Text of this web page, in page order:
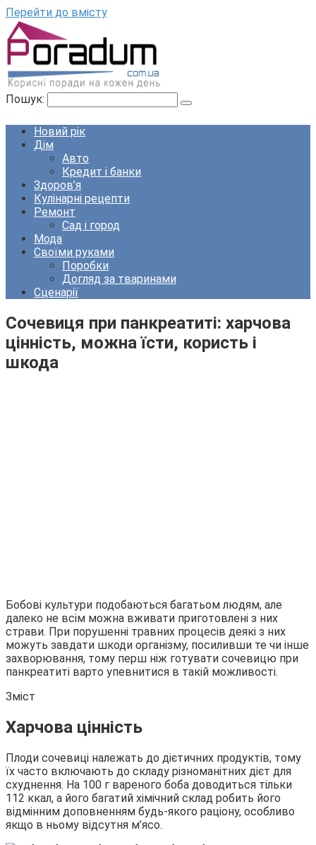
Перейти до вмісту
Пошук:
Новий рік
Дім
Авто
Кредит і банки
Здоров’я
Кулінарні рецепти
Ремонт
Сад і город
Мода
Своїми руками
Поробки
Догляд за тваринами
Сценарії
Сочевиця при панкреатиті: харчова
цінність, можна їсти, користь і
шкода
Бобові культури подобаються багатьом людям, але
далеко не всім можна вживати приготовлені з них
страви. При порушенні травних процесів деякі з них
можуть завдати шкоди організму, посиливши те чи інше
захворювання, тому перш ніж готувати сочевицю при
панкреатиті варто упевнитися в такій можливості.
Зміст
Харчова цінність
Плоди сочевиці належать до дієтичних продуктів, тому
їх часто включають до складу різноманітних дієт для
схуднення. На 100 г вареного боба доводиться тільки
112 ккал, а його багатий хімічний склад робить його
відмінним доповненням будь-якого раціону, особливо
якщо в ньому відсутня м’ясо.